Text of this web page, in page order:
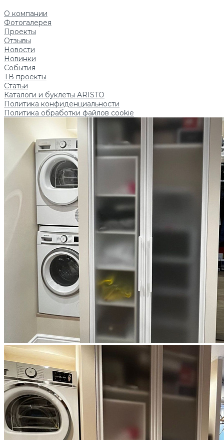
О компании
Фотогалерея
Проекты
Отзывы
Новости
Новинки
События
ТВ проекты
Статьи
Каталоги и буклеты ARISTO
Политика конфиденциальности
Политика обработки файлов cookie